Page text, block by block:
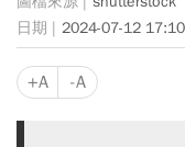
2024-07-12 17:10
+A -A